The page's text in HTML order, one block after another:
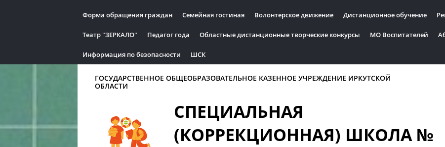
Форма обращения граждан Семейная гостиная Волонтерское движение Дистанционное обучение
Театр "ЗЕРКАЛО" Педагог года Областные дистанционные творческие конкурсы МО Воспитателей
Информация по безопасности ШСК
ГОСУДАРСТВЕННОЕ ОБЩЕОБРАЗОВАТЕЛЬНОЕ КАЗЕННОЕ УЧРЕЖДЕНИЕ ИРКУТСКОЙ
ОБЛАСТИ
СПЕЦИАЛЬНАЯ
(КОРРЕКЦИОННАЯ) ШКОЛА №